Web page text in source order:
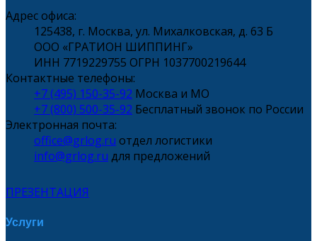
Адрес офиса:
125438, г. Москва, ул. Михалковская, д. 63 Б
ООО «ГРАТИОН ШИППИНГ»
ИНН 7719229755 ОГРН 1037700219644
Контактные телефоны:
+7 (495) 150-35-92 Москва и МО
+7 (800) 500-35-92 Бесплатный звонок по России
Электронная почта:
office@grlog.ru отдел логистики
info@grlog.ru для предложений
ПРЕЗЕНТАЦИЯ
Услуги